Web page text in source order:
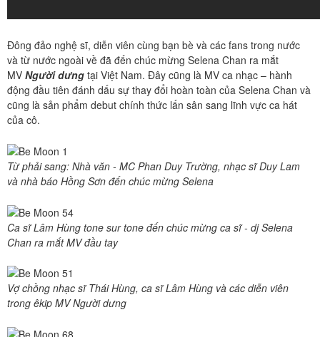
Đông đảo nghệ sĩ, diễn viên cùng bạn bè và các fans trong nước
và từ nước ngoài về đã đến chúc mừng Selena Chan ra mắt
MV Người dưng tại Việt Nam. Đây cũng là MV ca nhạc – hành
động đầu tiên đánh dấu sự thay đổi hoàn toàn của Selena Chan và
cũng là sản phẩm debut chính thức lấn sân sang lĩnh vực ca hát
của cô.
Từ phải sang: Nhà văn - MC Phan Duy Trường, nhạc sĩ Duy Lam
và nhà báo Hồng Sơn đến chúc mừng Selena
Ca sĩ Lâm Hùng tone sur tone đến chúc mừng ca sĩ - dj Selena
Chan ra mắt MV đầu tay
Vợ chồng nhạc sĩ Thái Hùng, ca sĩ Lâm Hùng và các diễn viên
trong êkip MV Người dưng